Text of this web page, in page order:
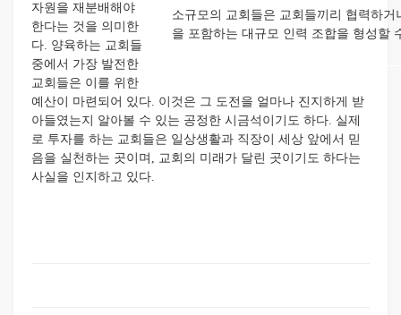
소규모의 교회들은 교회들끼리 협력하
을 포함하는 대규모 인력 조합을 형성할
자원을 재분배해야
한다는 것을 의미한
다. 양육하는 교회들
중에서 가장 발전한
교회들은 이를 위한
예산이 마련되어 있다. 이것은 그 도전을 얼마나 진지하게 받
아들였는지 알아볼 수 있는 공정한 시금석이기도 하다. 실제
로 투자를 하는 교회들은 일상생활과 직장이 세상 앞에서 믿
음을 실천하는 곳이며, 교회의 미래가 달린 곳이기도 하다는
사실을 인지하고 있다.